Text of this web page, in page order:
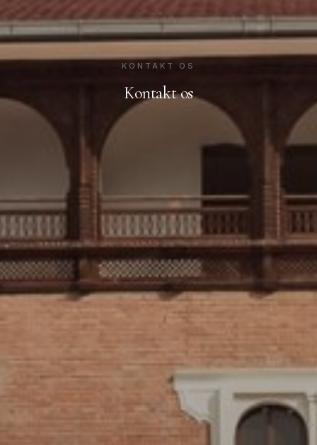
KONTAKT OS
Kontakt os